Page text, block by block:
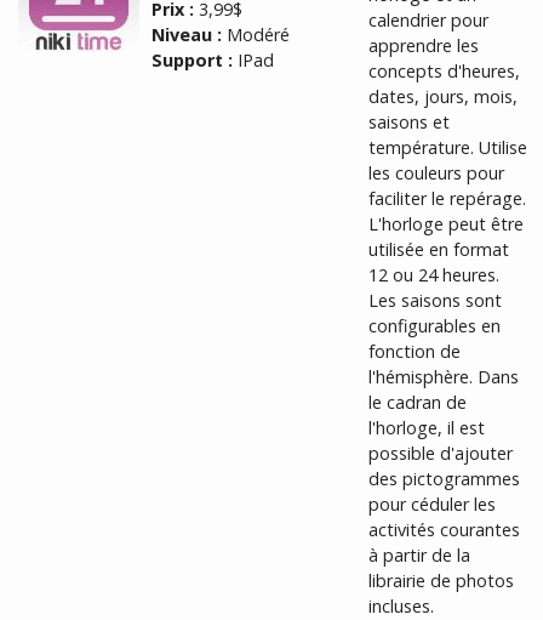
Prix : 3,99$
Niveau : Modéré
Support : IPad
calendrier pour
apprendre les
concepts d'heures,
dates, jours, mois,
saisons et
température. Utilise
les couleurs pour
faciliter le repérage.
L'horloge peut être
utilisée en format
12 ou 24 heures.
Les saisons sont
configurables en
fonction de
l'hémisphère. Dans
le cadran de
l'horloge, il est
possible d'ajouter
des pictogrammes
pour céduler les
activités courantes
à partir de la
librairie de photos
incluses.